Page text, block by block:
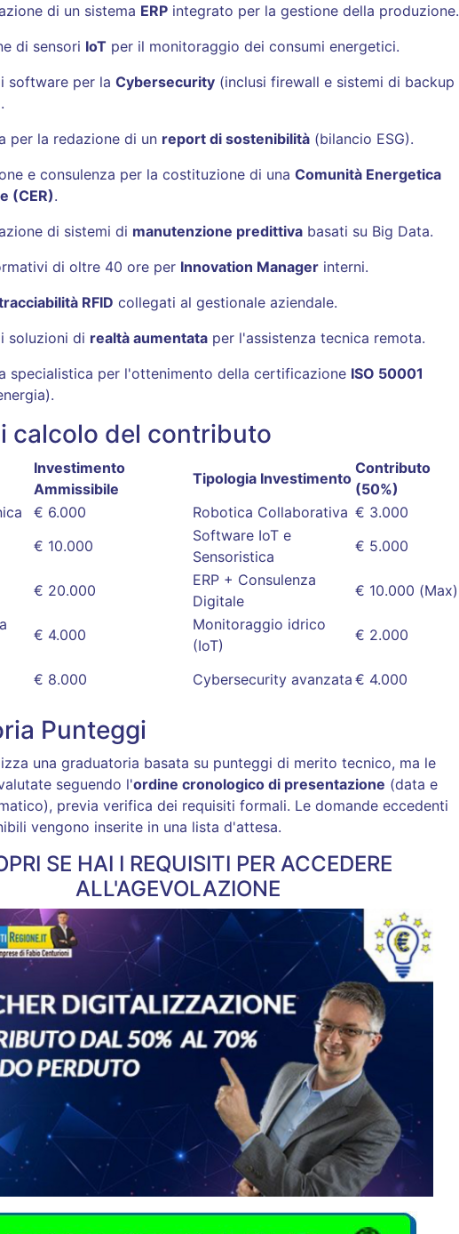
di un sistema ERP integrato per la gestione della produzione.
di sensori IoT per il monitoraggio dei consumi energetici.
software per la Cybersecurity (inclusi firewall e sistemi di backup
.
per la redazione di un report di sostenibilità (bilancio ESG).
e consulenza per la costituzione di una Comunità Energetica
(CER).
di sistemi di manutenzione predittiva basati su Big Data.
di oltre 40 ore per Innovation Manager interni.
RFID collegati al gestionale aziendale.
soluzioni di realtà aumentata per l'assistenza tecnica remota.
specialistica per l'ottenimento della certificazione ISO 50001
.
calcolo del contributo
Investimento
Ammissibile
Tipologia Investimento
Contributo
(50%)
€ 6.000 Robotica Collaborativa € 3.000
€ 10.000
Software IoT e
Sensoristica
€ 5.000
€ 20.000
ERP + Consulenza
Digitale
€ 10.000 (Max)
€ 4.000
Monitoraggio idrico
(IoT)
€ 2.000
€ 8.000 Cybersecurity avanzata € 4.000
Punteggi
una graduatoria basata su punteggi di merito tecnico, ma le
seguendo l'ordine cronologico di presentazione (data e
previa verifica dei requisiti formali. Le domande eccedenti
vengono inserite in una lista d'attesa.
SE HAI I REQUISITI PER ACCEDERE
ALL'AGEVOLAZIONE